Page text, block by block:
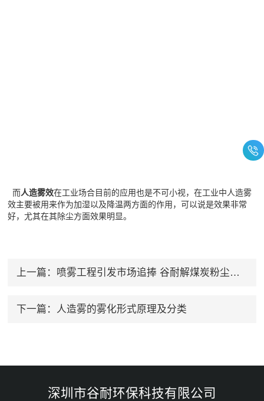
而人造雾效在工业场合目前的应用也是不可小视，在工业中人造雾
效主要被用来作为加湿以及降温两方面的作用，可以说是效果非常
好，尤其在其除尘方面效果明显。
上一篇： 喷雾工程引发市场追捧 谷耐解煤炭粉尘之忧
下一篇： 人造雾的雾化形式原理及分类
深圳市谷耐环保科技有限公司